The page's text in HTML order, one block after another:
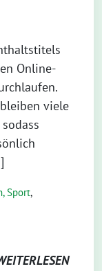
Online-
viele
Sport,